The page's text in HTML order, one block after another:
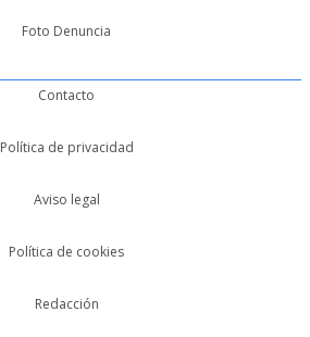
Foto Denuncia
Contacto
Política de privacidad
Aviso legal
Política de cookies
Redacción